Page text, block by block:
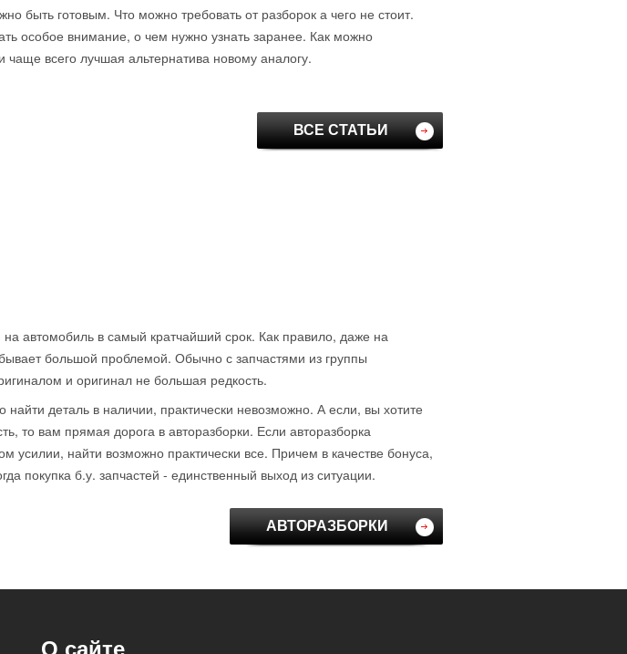
быть готовым. Что можно требовать от разборок а чего не стоит.
особое внимание, о чем нужно узнать заранее. Как можно
всего лучшая альтернатива новому аналогу.
ВСЕ СТАТЬИ
автомобиль в самый кратчайший срок. Как правило, даже на
большой проблемой. Обычно с запчастями из группы
и оригинал не большая редкость.
деталь в наличии, практически невозможно. А если, вы хотите
то вам прямая дорога в авторазборки. Если авторазборка
найти возможно практически все. Причем в качестве бонуса,
покупка б.у. запчастей - единственный выход из ситуации.
АВТОРАЗБОРКИ
О сайте